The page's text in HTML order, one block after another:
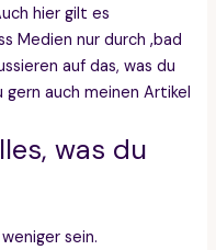
hier gilt es
Medien nur durch ‚bad
auf das, was du
auch meinen Artikel
was du
sein.